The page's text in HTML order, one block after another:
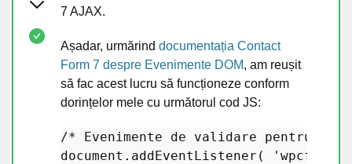
7 AJAX.
Așadar, urmărind documentația Contact
Form 7 despre Evenimente DOM, am reușit
să fac acest lucru să funcționeze conform
dorințelor mele cu următorul cod JS:
/* Evenimente de validare pentru
document. addEventListener (